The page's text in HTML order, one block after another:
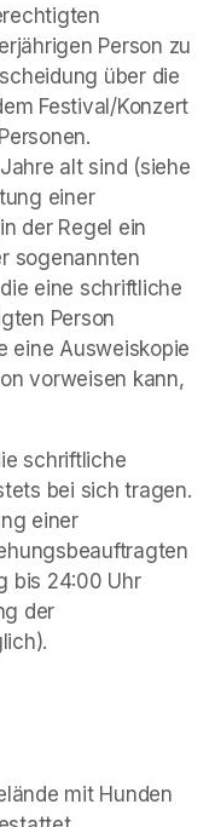
Person zu
über die
Festival/Konzert
alt sind (siehe
einer
der Regel ein
sogenannten
eine schriftliche
Person
eine Ausweiskopie
vorweisen kann,
schriftliche
bei sich tragen.
einer
bis 24:00 Uhr
der
mit Hunden